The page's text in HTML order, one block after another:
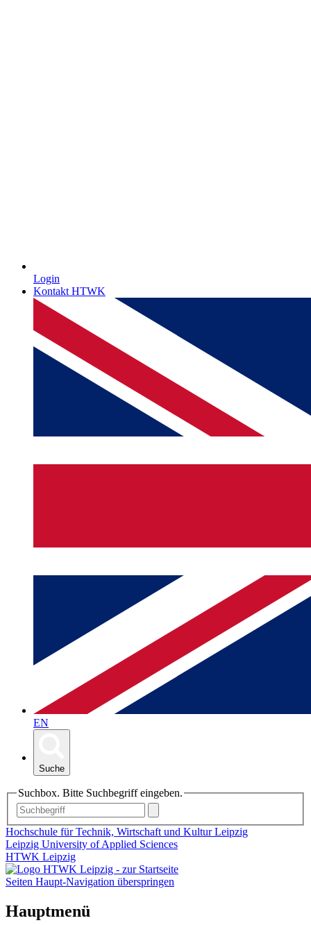
Login
Kontakt HTWK
EN
Suche
Suchbox. Bitte Suchbegriff eingeben.
Hochschule für Technik, Wirtschaft und Kultur Leipzig
Leipzig University of Applied Sciences
HTWK Leipzig
Seiten Haupt-Navigation überspringen
Hauptmenü